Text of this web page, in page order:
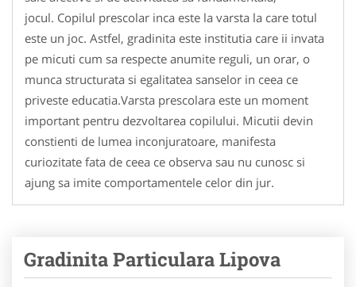
jocul. Copilul prescolar inca este la varsta la care totul
este un joc. Astfel, gradinita este institutia care ii invata
pe micuti cum sa respecte anumite reguli, un orar, o
munca structurata si egalitatea sanselor in ceea ce
priveste educatia.Varsta prescolara este un moment
important pentru dezvoltarea copilului. Micutii devin
constienti de lumea inconjuratoare, manifesta
curiozitate fata de ceea ce observa sau nu cunosc si
ajung sa imite comportamentele celor din jur.
Gradinita Particulara Lipova